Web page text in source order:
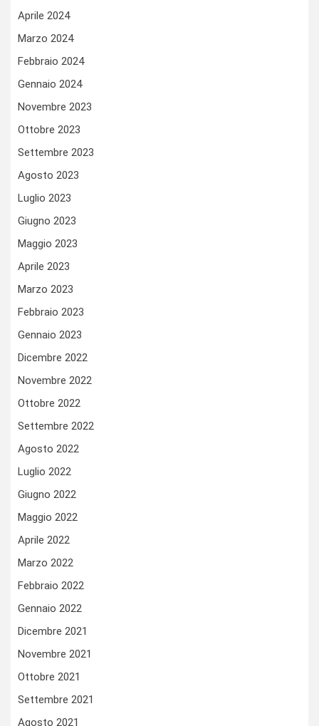
Aprile 2024
Marzo 2024
Febbraio 2024
Gennaio 2024
Novembre 2023
Ottobre 2023
Settembre 2023
Agosto 2023
Luglio 2023
Giugno 2023
Maggio 2023
Aprile 2023
Marzo 2023
Febbraio 2023
Gennaio 2023
Dicembre 2022
Novembre 2022
Ottobre 2022
Settembre 2022
Agosto 2022
Luglio 2022
Giugno 2022
Maggio 2022
Aprile 2022
Marzo 2022
Febbraio 2022
Gennaio 2022
Dicembre 2021
Novembre 2021
Ottobre 2021
Settembre 2021
Agosto 2021